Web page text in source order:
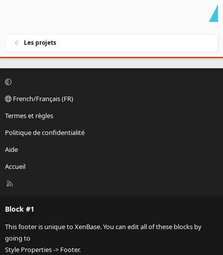
Les projets
French/Français (FR)
Termes et règles
Politique de confidentialité
Aide
Accueil
R
Block #1
This footer is unique to XenBase. You can edit all of these blocks by
going to
Style Properties -> Footer.